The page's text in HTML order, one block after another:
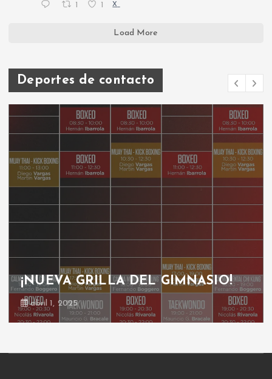
1 1 X
Load More
Deportes de contacto
¡NUEVA GRILLA DEL GIMNASIO!
abril 1, 2025